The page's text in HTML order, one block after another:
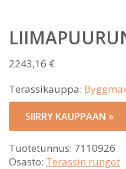
2243,16 €
Terassikauppa:
SIIRRY KAUPPAAN »
Tuotetunnus: 7110926
Osasto: Terassin rungot